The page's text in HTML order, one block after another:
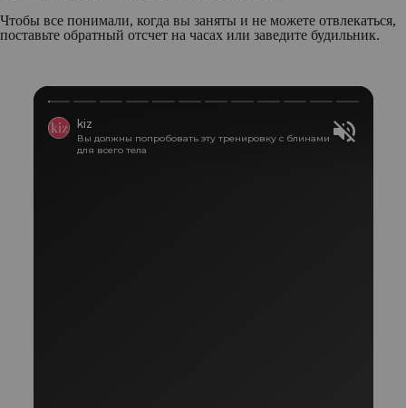
Чтобы все понимали, когда вы заняты и не можете отвлекаться,
поставьте обратный отсчет на часах или заведите будильник.